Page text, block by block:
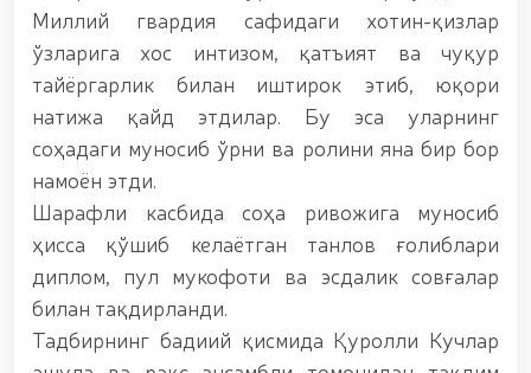
такомиллаштиришга қаратилган ишлар давом
эттирилмоқда. // Тизим фидойилари ҳурмат ва
эҳтиром билан нафақага кузатилди. // “Китобхон
ҳарбий оилалар” мавзусида адабий-бадиий кеча
ташкил этилди / / Ватанпарварлик ойлиги
доирасидаги тадбирлар / / Тошкентда қидирувда
бўлган шахс қўлга олинди / / «Жасорат» фильми
премьераси бўлиб ўтди / / Қуролли Кучларимиз
ташкил этилганининг 34 йиллиги ва 14 январь –
Ватан ҳимоячилари куни муносабати Миллий
гвардияда байрамона тадбир ўтказилди / /
Миллий гвардия қўмондонининг Ўзбекистон
Республикаси Қуролли Кучлари ташкил
этилганининг 34 йиллиги ва Ватан ҳимоячилари
куни муносабати билан байрам табриги / /
Ўзбекистон Республикаси Қуролли Кучлари
Миллий гвардия сафидаги хотин-қизлар
ўзларига хос интизом, қатъият ва чуқур
тайёргарлик билан иштирок этиб, юқори
натижа қайд этдилар. Бу эса уларнинг
соҳадаги муносиб ўрни ва ролини яна бир бор
намоён этди.
Шарафли касбида соҳа ривожига муносиб
ҳисса қўшиб келаётган танлов ғолиблари
диплом, пул мукофоти ва эсдалик совғалар
билан тақдирланди.
Тадбирнинг бадиий қисмида Қуролли Кучлар